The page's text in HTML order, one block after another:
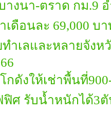
งนา-ตราด กม.9
เดือนละ 69,000 บ
ำเลและหลายจัง
กดังให้เช่าพื้นที่
ฟิศ รับน้ำหนักได้3